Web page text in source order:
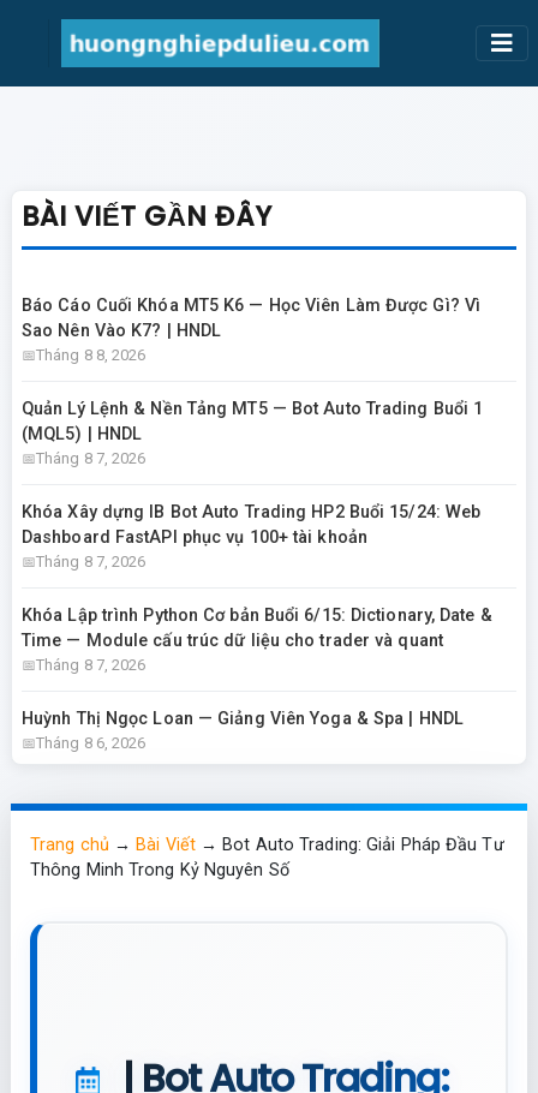
BÀI VIẾT GẦN ĐÂY
Báo Cáo Cuối Khóa MT5 K6 — Học Viên Làm Được Gì? Vì
Sao Nên Vào K7? | HNDL
Tháng 8 8, 2026
Quản Lý Lệnh & Nền Tảng MT5 — Bot Auto Trading Buổi 1
(MQL5) | HNDL
Tháng 8 7, 2026
Khóa Xây dựng IB Bot Auto Trading HP2 Buổi 15/24: Web
Dashboard FastAPI phục vụ 100+ tài khoản
Tháng 8 7, 2026
Khóa Lập trình Python Cơ bản Buổi 6/15: Dictionary, Date &
Time — Module cấu trúc dữ liệu cho trader và quant
Tháng 8 7, 2026
Huỳnh Thị Ngọc Loan — Giảng Viên Yoga & Spa | HNDL
Tháng 8 6, 2026
Trang chủ →Bài Viết→Bot Auto Trading: Giải Pháp Đầu Tư
Thông Minh Trong Kỷ Nguyên Số
| Bot Auto Trading: